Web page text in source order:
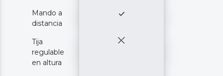
Mando a
distancia
Tija
regulable
en altura